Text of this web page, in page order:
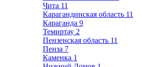
Чита 11
Карагандинская область 11
Караганда 9
Темиртау 2
Пензенская область 11
Пенза 7
Каменка 1